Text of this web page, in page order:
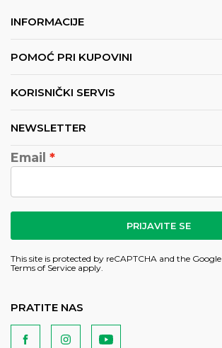
INFORMACIJE
POMOĆ PRI KUPOVINI
KORISNIČKI SERVIS
NEWSLETTER
Email
PRIJAVITE SE
This site is protected by reCAPTCHA and the Google
Terms of Service apply.
PRATITE NAS